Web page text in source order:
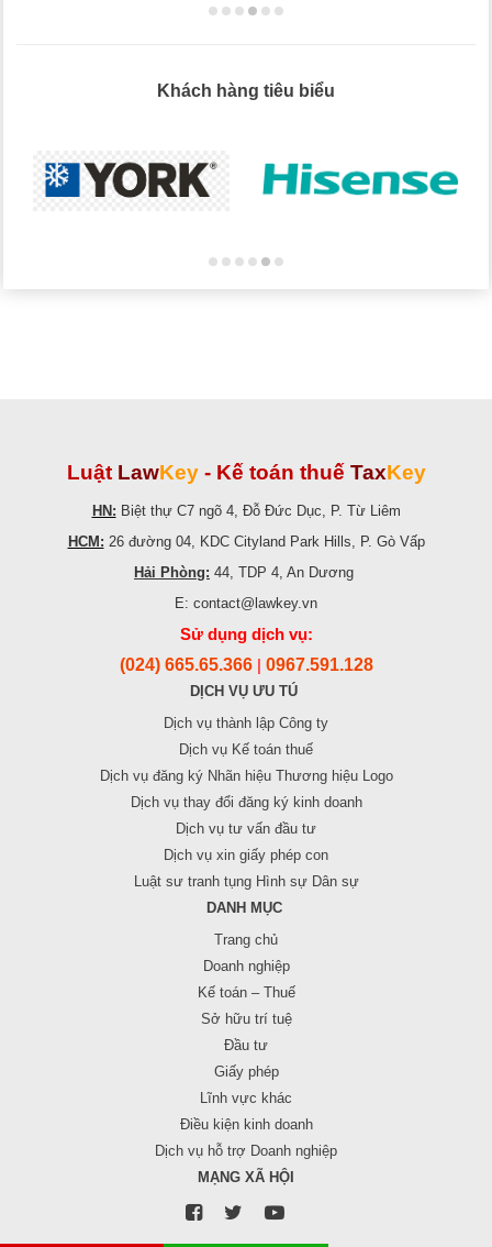
Khách hàng tiêu biểu
Luật LawKey - Kế toán thuế TaxKey
HN: Biệt thự C7 ngõ 4, Đỗ Đức Dục, P. Từ Liêm
HCM: 26 đường 04, KDC Cityland Park Hills, P. Gò Vấp
Hải Phòng: 44, TDP 4, An Dương
E: contact@lawkey.vn
Sử dụng dịch vụ:
(024) 665.65.366 | 0967.591.128
DỊCH VỤ ƯU TÚ
Dịch vụ thành lập Công ty
Dịch vụ Kế toán thuế
Dịch vụ đăng ký Nhãn hiệu Thương hiệu Logo
Dịch vụ thay đổi đăng ký kinh doanh
Dịch vụ tư vấn đầu tư
Dịch vụ xin giấy phép con
Luật sư tranh tụng Hình sự Dân sự
DANH MỤC
Trang chủ
Doanh nghiệp
Kế toán – Thuế
Sở hữu trí tuệ
Đầu tư
Giấy phép
Lĩnh vực khác
Điều kiện kinh doanh
Dịch vụ hỗ trợ Doanh nghiệp
MẠNG XÃ HỘI